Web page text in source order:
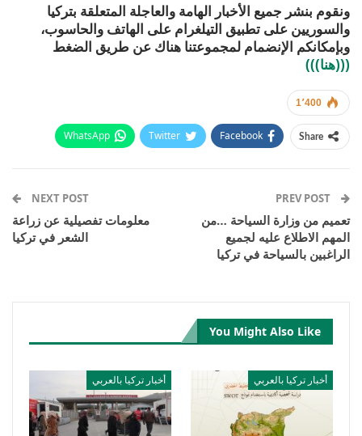
ونقوم بنشر جميع الأخبار الهامة والعاجلة المتعلقة بتركيا
والسوريين على تطبيق التيلغرام على الهاتف والحاسوب،
وبإمكانكم الإنضمام لمجموعتنا هناك عن طريق الضغط
(((هنا)))
1٬400
Share
Facebook
Twitter
WhatsApp
تعميم من وزارة السياحة …من
المهم الاطلاع عليه لجميع
الراغبين بالسياحة في تركيا
NEXT POST
معلومات تفصيلية عن زراعة
الشعر في تركيا
You Might Also Like
أخبار تركيا بالعربي أخبار تركيا بالعربي